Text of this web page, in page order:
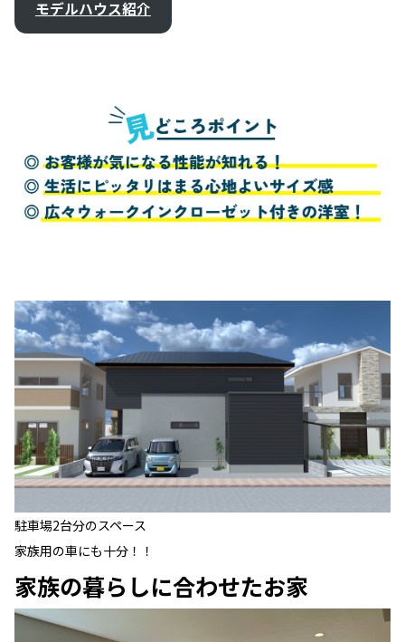
モデルハウス紹介
駐車場2台分のスペース
家族用の車にも十分！！
家族の暮らしに合わせたお家